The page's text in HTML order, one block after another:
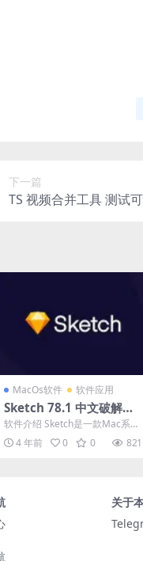
下一篇
TS 视频合并工具 测试
MacOs软件 软件应用
Sketch 78.1 中文破解版
Mac最受欢迎的矢量设计
绘图应用
软件介绍 Sketch是一款Mac系统
平台上，最受欢迎的矢量设计绘
图应用。它凭借...
4 年前 0 0 821
关于